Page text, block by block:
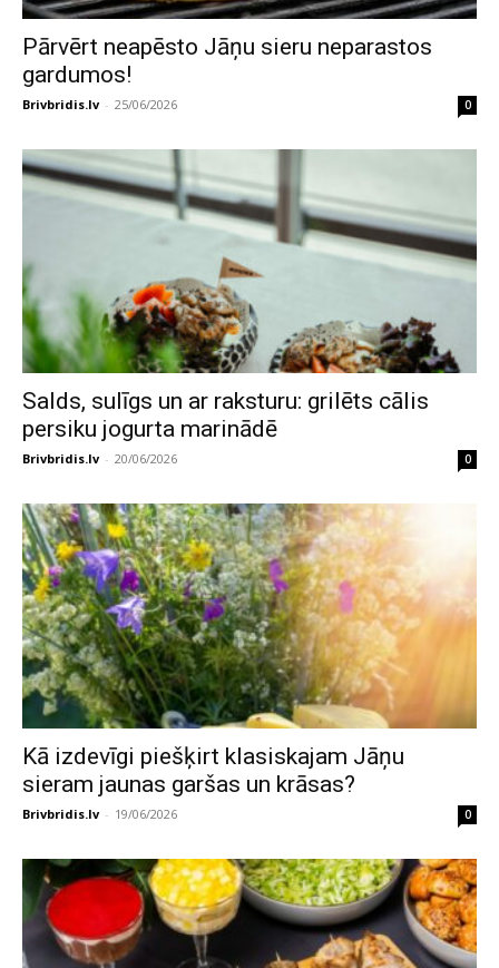
Pārvērt neapēsto Jāņu sieru neparastos
gardumos!
Brivbridis.lv - 25/06/2026 0
Salds, sulīgs un ar raksturu: grilēts cālis
persiku jogurta marinādē
Brivbridis.lv - 20/06/2026 0
Kā izdevīgi piešķirt klasiskajam Jāņu
sieram jaunas garšas un krāsas?
Brivbridis.lv - 19/06/2026 0